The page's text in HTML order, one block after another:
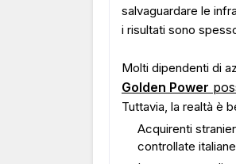
salvaguardare le
i risultati sono
Molti dipendenti di
Golden Power
Tuttavia, la realtà è
Acquirenti
controllate